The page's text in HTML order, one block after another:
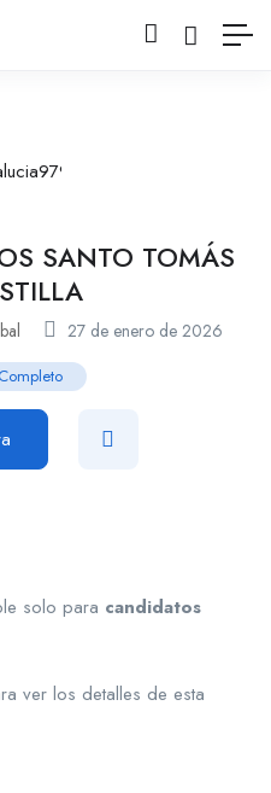
SANTO TOMÁS
27 de enero de 2026
solo para candidatos
ver los detalles de esta